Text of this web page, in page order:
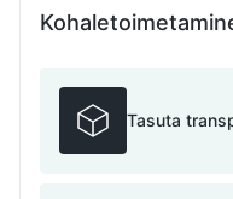
Tasuta